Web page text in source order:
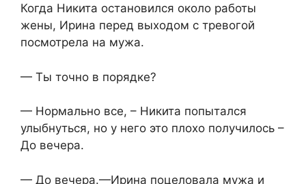
Когда Никита остановился около работы
жены, Ирина перед выходом с тревогой
посмотрела на мужа.
— Ты точно в порядке?
— Нормально все, – Никита попытался
улыбнуться, но у него это плохо получилось –
До вечера.
— До вечера.—Ирина поцеловала мужа и